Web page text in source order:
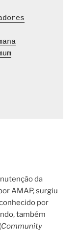
da
AMAP, surgiu
por
também
Community